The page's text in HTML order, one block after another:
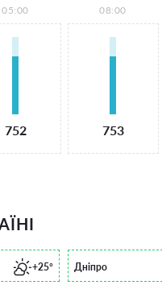
05:00
752
08:00
753
+25° Дніпро